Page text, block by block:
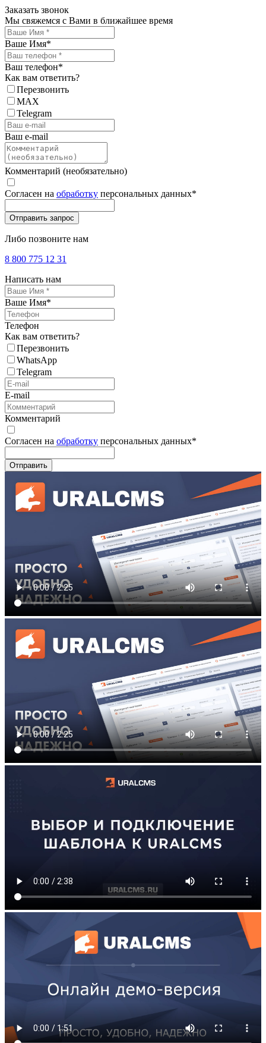
Заказать звонок
Мы свяжемся с Вами в ближайшее время
Ваше Имя*
Ваш телефон*
Как вам ответить?
Перезвонить
MAX
Telegram
Ваш e-mail
Комментарий (необязательно)
Согласен на обработку персональных данных*
Либо позвоните нам
8 800 775 12 31
Написать нам
Ваше Имя*
Телефон
Как вам ответить?
Перезвонить
WhatsApp
Telegram
E-mail
Комментарий
Согласен на обработку персональных данных*